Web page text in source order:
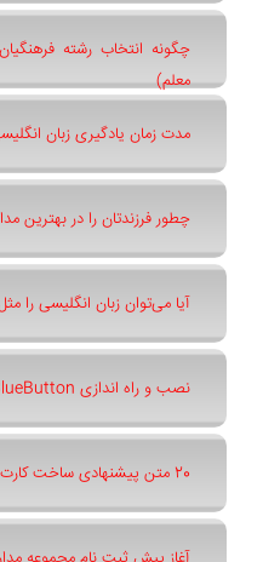
چگونه انتخاب رشته
معلم)
مدت زمان یادگیری زبان
چطور فرزندتان را در بهترین
آیا می‌توان زبان انگلیسی را
نصب و راه اندازی BigBlueButton روی سرور مجازی آلمان
20 متن پیشنهادی ساخت کارت پستال روز دانش آموز